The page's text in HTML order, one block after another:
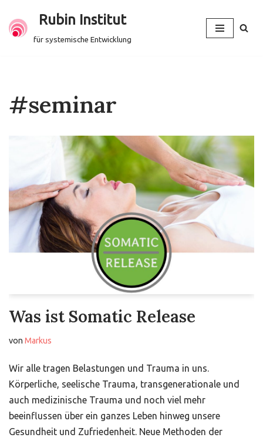
Zum
Rubin Institut
für systemische Entwicklung
#seminar
Was ist Somatic Release
von Markus
Wir alle tragen Belastungen und Trauma in uns.
Körperliche, seelische Trauma, transgenerationale und
auch medizinische Trauma und noch viel mehr
beeinflussen über ein ganzes Leben hinweg unsere
Gesundheit und Zufriedenheit. Neue Methoden der